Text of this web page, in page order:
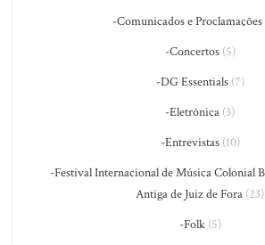
-Comunicados e Proclamações
-Concertos(5)
-DG Essentials(7)
-Eletrônica (3)
-Entrevistas(10)
-Festival Internacional de Música Colonial
Antiga de Juiz de Fora (23)
-Folk(5)